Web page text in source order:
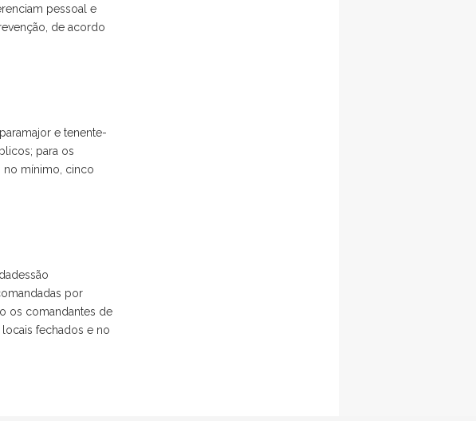
pessoal e
de acordo
e tenente-
para os
no mínimo, cinco
por
os comandantes de
fechados e no